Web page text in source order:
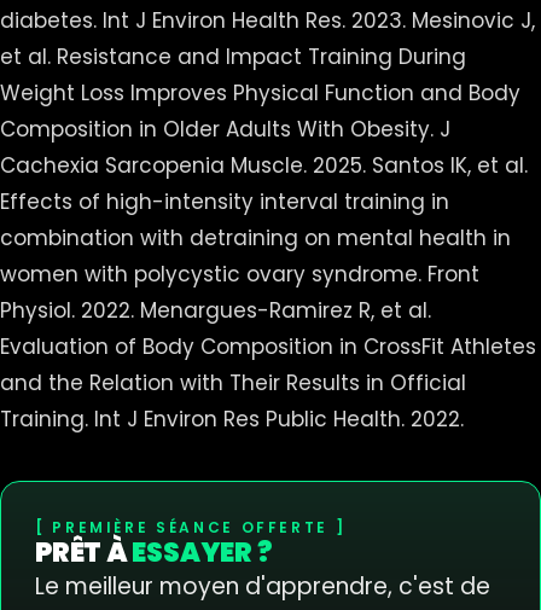
diabetes. Int J Environ Health Res. 2023. Mesinovic J,
et al. Resistance and Impact Training During
Weight Loss Improves Physical Function and Body
Composition in Older Adults With Obesity. J
Cachexia Sarcopenia Muscle. 2025. Santos IK, et al.
Effects of high-intensity interval training in
combination with detraining on mental health in
women with polycystic ovary syndrome. Front
Physiol. 2022. Menargues-Ramirez R, et al.
Evaluation of Body Composition in CrossFit Athletes
and the Relation with Their Results in Official
Training. Int J Environ Res Public Health. 2022.
PREMIÈRE SÉANCE OFFERTE
PRÊT ÀESSAYER ?
Le meilleur moyen d'apprendre, c'est de